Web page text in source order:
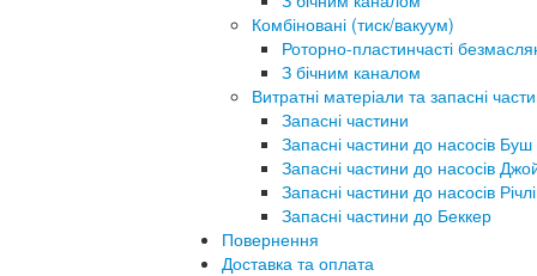
Комбіновані (тиск/вакуум)
Роторно-пластинчасті
З бічним каналом
Витратні матеріали та запасні
Запасні частини
Запасні частини до насосів Буш
Запасні частини до насосів
Запасні частини до насосів Річлі
Запасні частини до Беккер
Повернення
Доставка та оплата